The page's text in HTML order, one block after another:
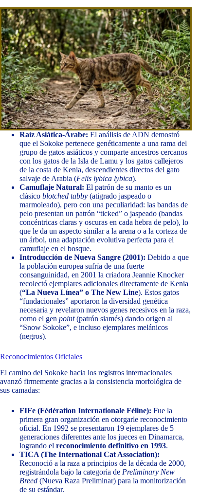
Raíz Asiática-Árabe: El análisis de ADN demostró
que el Sokoke pertenece genéticamente a una rama del
grupo de gatos asiáticos y comparte ancestros cercanos
con los gatos de la Isla de Lamu y los gatos callejeros
de la costa de Kenia, descendientes directos del gato
salvaje de Arabia (Felis lybica lybica).
Camuflaje Natural: El patrón de su manto es un
clásico blotched tabby (atigrado jaspeado o
marmoleado), pero con una peculiaridad: las bandas de
pelo presentan un patrón “ticked” o jaspeado (bandas
concéntricas claras y oscuras en cada hebra de pelo), lo
que le da un aspecto similar a la arena o a la corteza de
un árbol, una adaptación evolutiva perfecta para el
camuflaje en el bosque.
Introducción de Nueva Sangre (2001): Debido a que
la población europea sufría de una fuerte
consanguinidad, en 2001 la criadora Jeannie Knocker
recolectó ejemplares adicionales directamente de Kenia
(“La Nueva Línea” o The New Line). Estos gatos
“fundacionales” aportaron la diversidad genética
necesaria y revelaron nuevos genes recesivos en la raza,
como el gen point(patrón siamés) dando origen al
“Snow Sokoke”, e incluso ejemplares melánicos
(negros).
Reconocimientos Oficiales
El camino del Sokoke hacia los registros internacionales
avanzó firmemente gracias a la consistencia morfológica de
sus camadas:
FIFe (Fédération Internationale Féline): Fue la
primera gran organización en otorgarle reconocimiento
oficial. En 1992 se presentaron 19 ejemplares de 5
generaciones diferentes ante los jueces en Dinamarca,
logrando el reconocimiento definitivo en 1993.
TICA (The International Cat Association):
Reconoció a la raza a principios de la década de 2000,
registrándola bajo la categoría de Preliminary New
Breed (Nueva Raza Preliminar) para la monitorización
de su estándar.